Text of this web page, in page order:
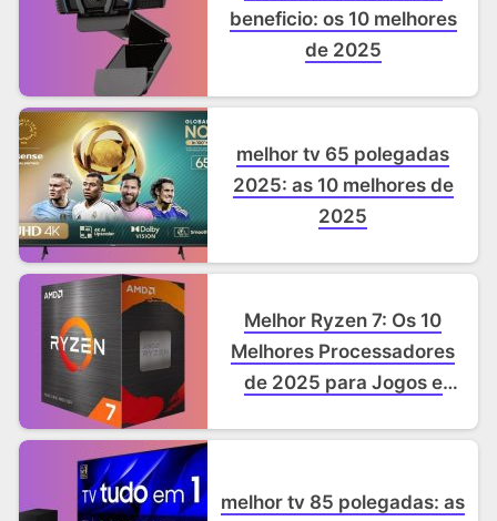
beneficio: os 10 melhores
de 2025
melhor tv 65 polegadas
2025: as 10 melhores de
2025
Melhor Ryzen 7: Os 10
Melhores Processadores
de 2025 para Jogos e
melhor tv 85 polegadas: as